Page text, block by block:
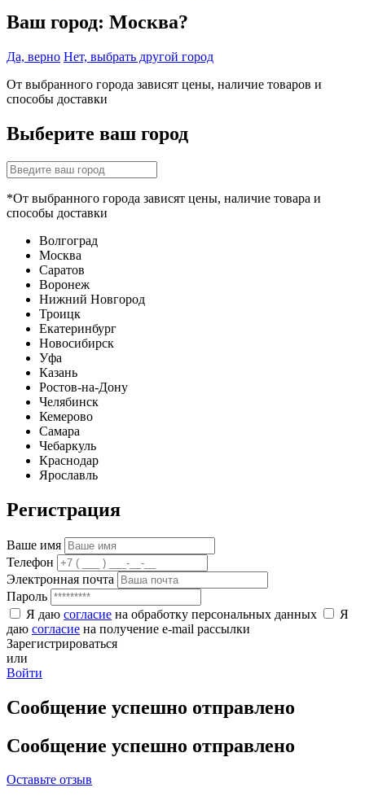
Ваш город: Москва?
Да, верно Нет, выбрать другой город
От выбранного города зависят цены, наличие товаров и
способы доставки
Выберите ваш город
*От выбранного города зависят цены, наличие товара и
способы доставки
Волгоград
Москва
Саратов
Воронеж
Нижний Новгород
Троицк
Екатеринбург
Новосибирск
Уфа
Казань
Ростов-на-Дону
Челябинск
Кемерово
Самара
Чебаркуль
Краснодар
Ярославль
Регистрация
Ваше имя
Телефон
Электронная почта
Пароль
Я даю согласие на обработку персональных данных
Я
даю согласие на получение e-mail рассылки
Зарегистрироваться
или
Войти
Сообщение успешно отправлено
Сообщение успешно отправлено
Оставьте отзыв